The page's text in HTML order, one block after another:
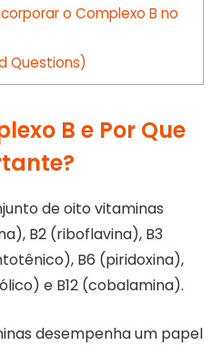
o Complexo B no
Questions)
B e Por Que
de oito vitaminas
B2 (riboflavina), B3
B6 (piridoxina),
e B12 (cobalamina).
desempenha um papel